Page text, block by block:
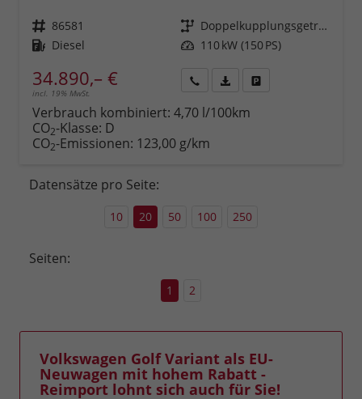
Fahrzeugnr. 86581 Getriebe
Doppelkupplungsgetriebe (DSG)
Kraftstoff Diesel Leistung 110 kW (150 PS)
34.890,– €
incl. 19% MwSt.
anfordern
Datei,
Verbrauch kombiniert: 4,70 l/100km
CO2-Klasse: D
CO2-Emissionen: 123,00 g/km
Datensätze pro Seite:
10 20 50 100 250
Seiten:
1 2
Volkswagen Golf Variant als EU-
Neuwagen mit hohem Rabatt -
Reimport lohnt sich auch für Sie!